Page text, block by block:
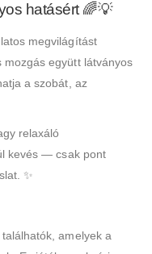
hatásért 🌈💡
megvilágítást
mozgás együtt látványos
a szobát, az
relaxáló
kevés — csak pont
✨
amelyek a